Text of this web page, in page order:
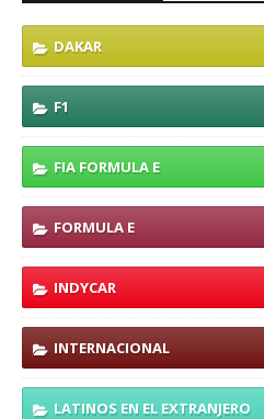
DAKAR
F1
FIA FORMULA E
FORMULA E
INDYCAR
INTERNACIONAL
LATINOS EN EL EXTRANJERO